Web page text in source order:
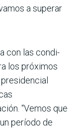
a superar
con las condi­
los próximos
“Vemos que
período de